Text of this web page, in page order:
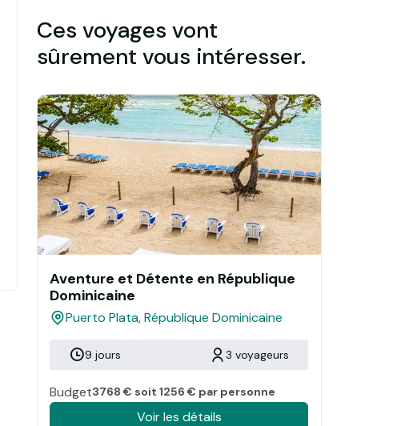
Ces voyages vont
sûrement vous intéresser.
Aventure et Détente en République
Dominicaine
Puerto Plata, République Dominicaine
9 jours 3 voyageurs
Budget3768 € soit 1256 € par personne
Voir les détails